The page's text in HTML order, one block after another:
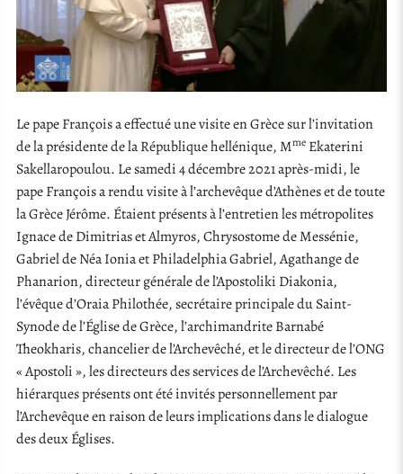
Le pape François a effectué une visite en Grèce sur l’invitation
de la présidente de la République hellénique, Mme Ekaterini
Sakellaropoulou. Le samedi 4 décembre 2021 après-midi, le
pape François a rendu visite à l’archevêque d’Athènes et de toute
la Grèce Jérôme. Étaient présents à l’entretien les métropolites
Ignace de Dimitrias et Almyros, Chrysostome de Messénie,
Gabriel de Néa Ionia et Philadelphia Gabriel, Agathange de
Phanarion, directeur générale de l’Apostoliki Diakonia,
l’évêque d’Oraia Philothée, secrétaire principale du Saint-
Synode de l’Église de Grèce, l’archimandrite Barnabé
Theokharis, chancelier de l’Archevêché, et le directeur de l’ONG
« Apostoli », les directeurs des services de l’Archevêché. Les
hiérarques présents ont été invités personnellement par
l’Archevêque en raison de leurs implications dans le dialogue
des deux Églises.